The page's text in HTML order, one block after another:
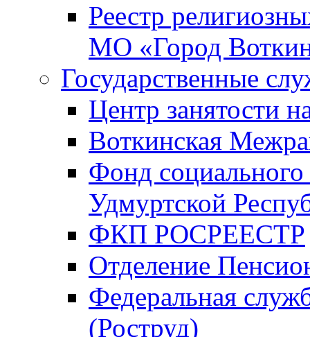
Реестр
МО «Город
Государственные
Центр занятости
Воткинская
Фонд
Удмуртской
ФКП РОСРЕЕСТР
Отделение
Федеральная
(Роструд)